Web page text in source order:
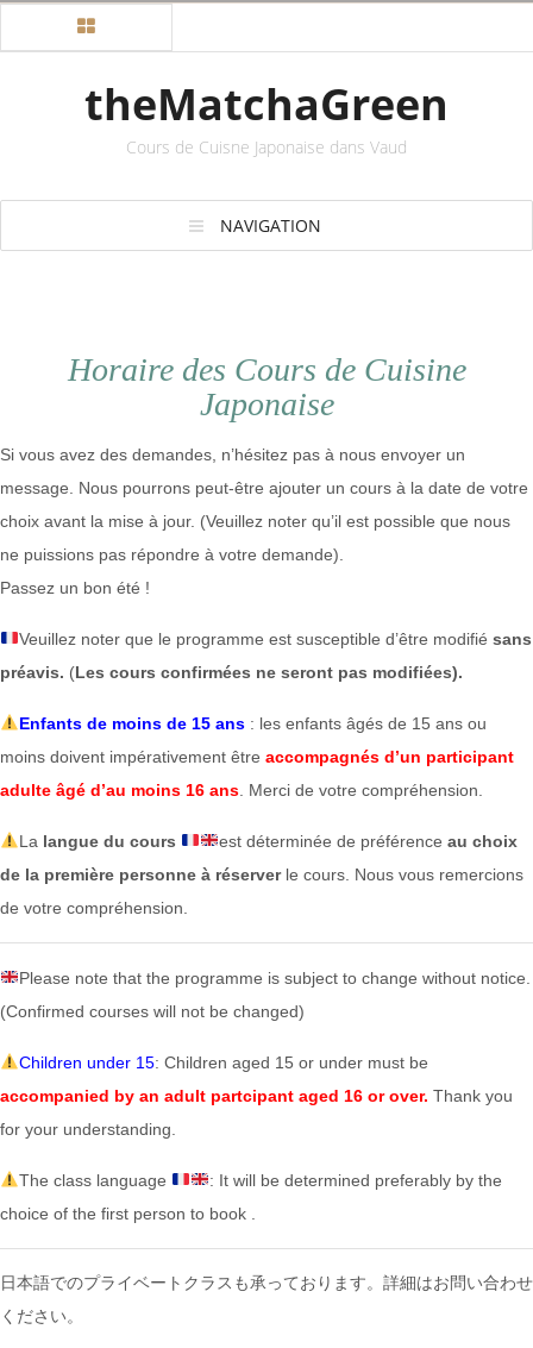
theMatchaGreen
Cours de Cuisne Japonaise dans Vaud
NAVIGATION
Horaire des Cours de Cuisine
Japonaise
Si vous avez des demandes, n’hésitez pas à nous envoyer un
message. Nous pourrons peut-être ajouter un cours à la date de votre
choix avant la mise à jour. (Veuillez noter qu’il est possible que nous
ne puissions pas répondre à votre demande).
Passez un bon été !
Veuillez noter que le programme est susceptible d’être modifié sans
préavis. (Les cours confirmées ne seront pas modifiées).
Enfants de moins de 15 ans : les enfants âgés de 15 ans ou
moins doivent impérativement être accompagnés d’un participant
adulte âgé d’au moins 16 ans . Merci de votre compréhension.
La langue du cours est déterminée de préférence au choix
de la première personne à réserverle cours. Nous vous remercions
de votre compréhension.
Please note that the programme is subject to change without notice.
(Confirmed courses will not be changed)
Children under 15: Children aged 15 or under must be
accompanied by an adult partcipant aged 16 or over. Thank you
for your understanding.
The class language
: It will be determined preferably by the
choice of the first person to book .
日本語でのプライベートクラスも承っております。詳細はお問い合わせ
ください。